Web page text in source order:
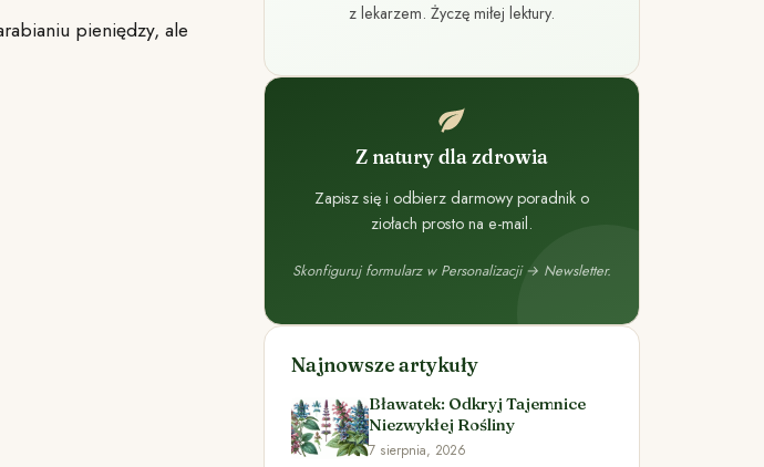
pieniędzy, ale
z lekarzem. Życzę miłej lektury.
Z natury dla zdrowia
Zapisz się i odbierz darmowy poradnik o
ziołach prosto na e-mail.
Skonfiguruj formularz w Personalizacji → Newsletter.
Najnowsze artykuły
Bławatek: Odkryj Tajemnice
Niezwykłej Rośliny
7 sierpnia, 2026